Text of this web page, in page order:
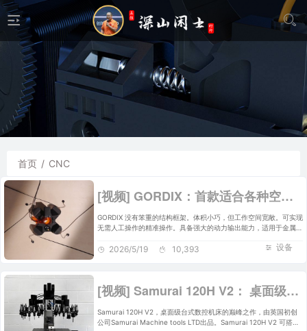
首页 / CNC
[视频] GORDIX：首款适合各种空间限制的3合1便携式数控机床
GORDIX 没有笨重的结构框架。体积小巧，但工作空间宽敞。可实现
无需人工操作的精准操作。具备强大的动力输出能力，适用于金属加
设备
2026/5/19 10,393
[视频] Samurai 120H V2： 桌面级台式数控机床的巅峰之作
Samurai 120H V2，桌面级台式数控机床的巅峰之作，由英国初创
公司Samurai Machine tools LTD出品。Samurai 120H V2 可搭载